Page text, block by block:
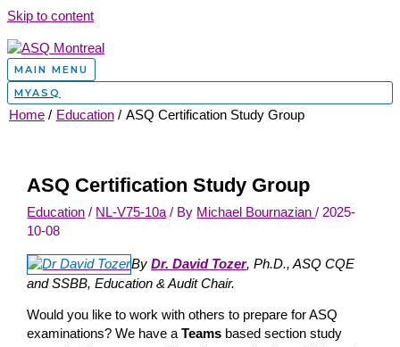
Skip to content
MAIN MENU
MYASQ
Home Education ASQ Certification Study Group
ASQ Certification Study Group
Education / NL-V75-10a / By Michael Bournazian/ 2025-
10-08
ByDr. David Tozer, Ph.D., ASQ CQE
and SSBB, Education & Audit Chair.
Would you like to work with others to prepare for ASQ
examinations? We have aTeams based section study